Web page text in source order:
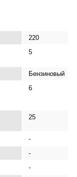
220
5
Бензиновый
6
25
-
-
-